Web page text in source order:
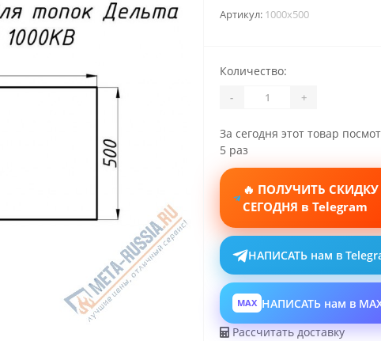
Артикул: 1000x500
Количество:
- +
За сегодня этот товар
5 раз
🔥 ПОЛУЧИТЬ СКИДКУ
СЕГОДНЯ в Telegram
НАПИСАТЬ нам в
MAX НАПИСАТЬ нам в
Рассчитать доставку